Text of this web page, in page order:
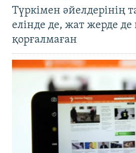
Түркімен әйелдерінің
елінде де, жат жерде
қорғалмаған